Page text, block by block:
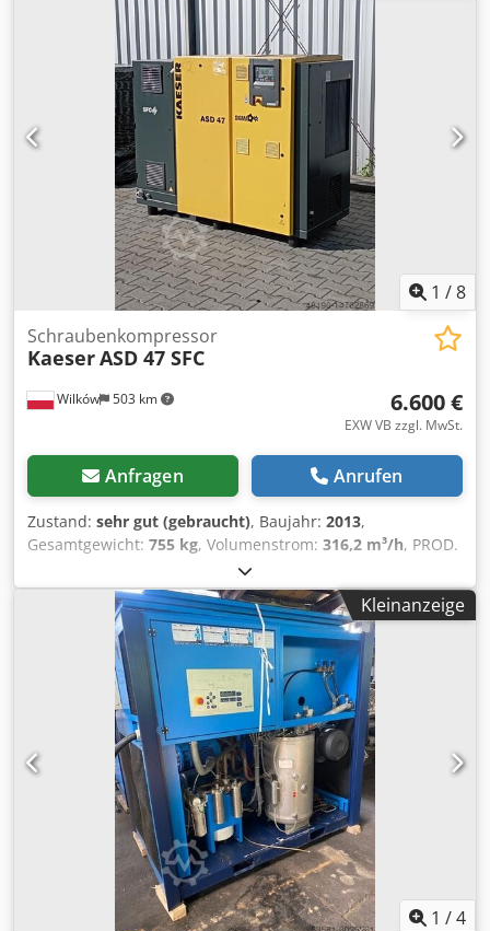
1 /8
Wilków 503 km
Schraubenkompressor
KaeserASD 47 SFC
6.600 €
EXW VB zzgl. MwSt.
Anfragen Anrufen
Zustand: sehr gut (gebraucht), Baujahr: 2013,
Gesamtgewicht: 755 kg, Volumenstrom: 316,2 m³/h, PROD.
KAESER TYP - ASD47 SFC S/N - 3068 JAHR - 2013 LEISTUNG
(kW) - 25 PUMPE (m3/min) - 1,07-5,27 CIS (bar) 8,5 Dodpfx
Aiera Akze Tjkr WALKER - ja GEBAUT. TROCKNER - nein
AUSTAUSCHER - ja
Kleinanzeige
1 /4